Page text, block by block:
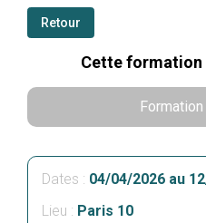
Retour
Cette formation
Dates : 04/04/2026 au
Lieu : Paris 10